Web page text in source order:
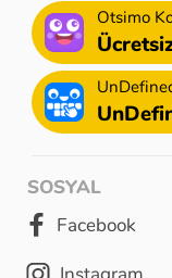
SOSYAL
Facebook
Otsimo